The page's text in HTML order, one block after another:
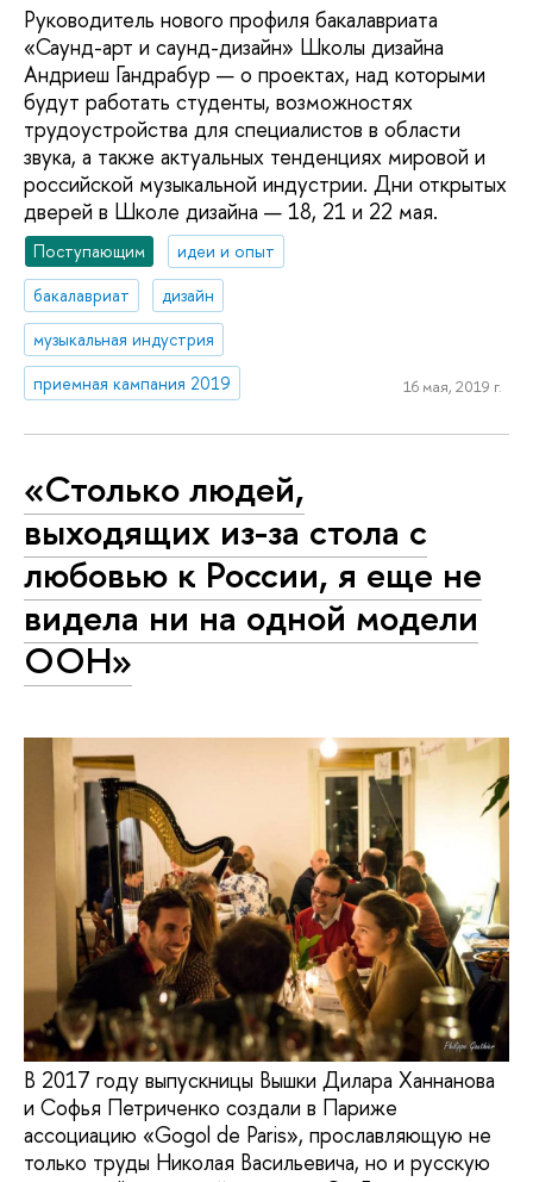
Руководитель нового профиля бакалавриата
«Саунд-арт и саунд-дизайн» Школы дизайна
Андриеш Гандрабур — о проектах, над которыми
будут работать студенты, возможностях
трудоустройства для специалистов в области
звука, а также актуальных тенденциях мировой и
российской музыкальной индустрии. Дни открытых
дверей в Школе дизайна — 18, 21 и 22 мая.
Поступающим
идеи и опыт
бакалавриат
дизайн
музыкальная индустрия
приемная кампания 2019
16 мая, 2019 г.
«Столько людей,
выходящих из-за стола с
любовью к России, я еще не
видела ни на одной модели
ООН»
В 2017 году выпускницы Вышки Дилара Ханнанова
и Софья Петриченко создали в Париже
ассоциацию «Gogol de Paris», прославляющую не
только труды Николая Васильевича, но и русскую